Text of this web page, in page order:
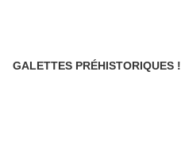
GALETTES PRÉHISTORIQUES !